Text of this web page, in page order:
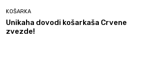
KOŠARKA
Unikaha dovodi košarkaša Crvene
zvezde!